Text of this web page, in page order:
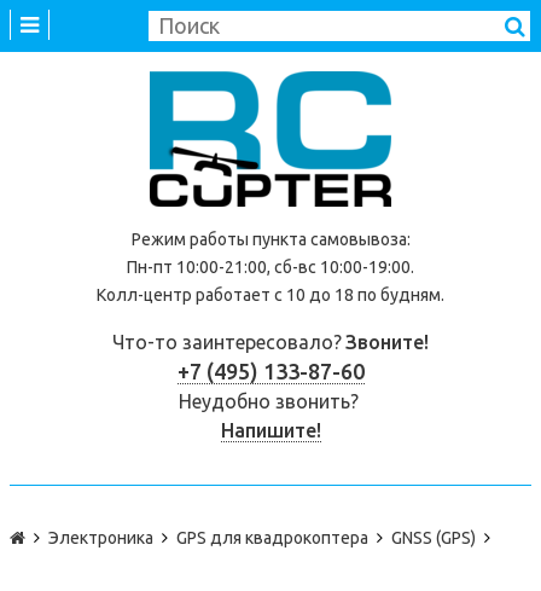
Режим работы пункта самовывоза:
Пн-пт 10:00-21:00, сб-вс 10:00-19:00.
Колл-центр работает с 10 до 18 по будням.
Что-то заинтересовало?Звоните!
+7 (495) 133-87-60
Неудобно звонить?
Напишите!
Электроника GPS для квадрокоптера GNSS (GPS)